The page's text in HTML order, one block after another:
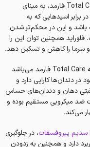
فلوراید سدیم به کار رفته در دهانشویه Total Care فارمد، به مینای
اسیدهایی که به
باشد و این در محکم‌تر شدن
همچنین توان این را
و سرما را کاهش و تسکین دهد.
پتاسیم نیترات نیز یکی از ترکیبات دهانشویه Total Care فارمد می‌باشد
دندان‌ها کارایی دارد و
دهان و دندان‌های حساس
۵-اُل، دارای اثرات ضد میکروبی مستقیم بوده و
می‌کند.
سدیم پیروفسفات، در جلوگیری
دارد و همچنین به زدودن